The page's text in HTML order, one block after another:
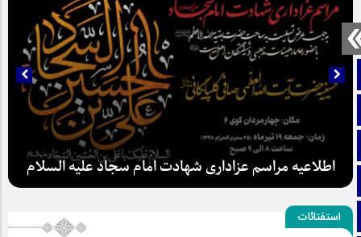
صفحه نخست
آپارات
اینستاگرام
اطلاعیه مراسم عزاداری شهادت امام سجاد علیه السلام
استفتائات